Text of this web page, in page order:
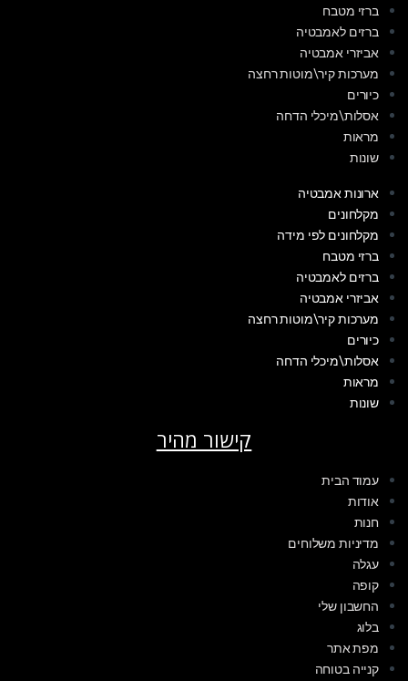
ברזי מטבח
ברזים לאמבטיה
אביזרי אמבטיה
מערכות קיר\מוטות רחצה
כיורים
אסלות\מיכלי הדחה
מראות
שונות
ארונות אמבטיה
מקלחונים
מקלחונים לפי מידה
ברזי מטבח
ברזים לאמבטיה
אביזרי אמבטיה
מערכות קיר\מוטות רחצה
כיורים
אסלות\מיכלי הדחה
מראות
שונות
קישור מהיר
עמוד הבית
אודות
חנות
מדיניות משלוחים
עגלה
קופה
החשבון שלי
בלוג
מפת אתר
קנייה בטוחה